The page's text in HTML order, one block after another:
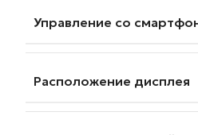
Управление со
Расположение дисплея